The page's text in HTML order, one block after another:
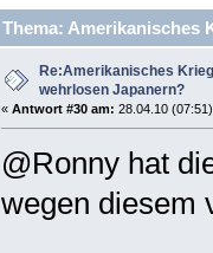
Thema: Amerikanisches
Re:Amerikanisches
wehrlosen Japanern?
« Antwort #30 am: 28.04.10
@Ronny hat
wegen diesem